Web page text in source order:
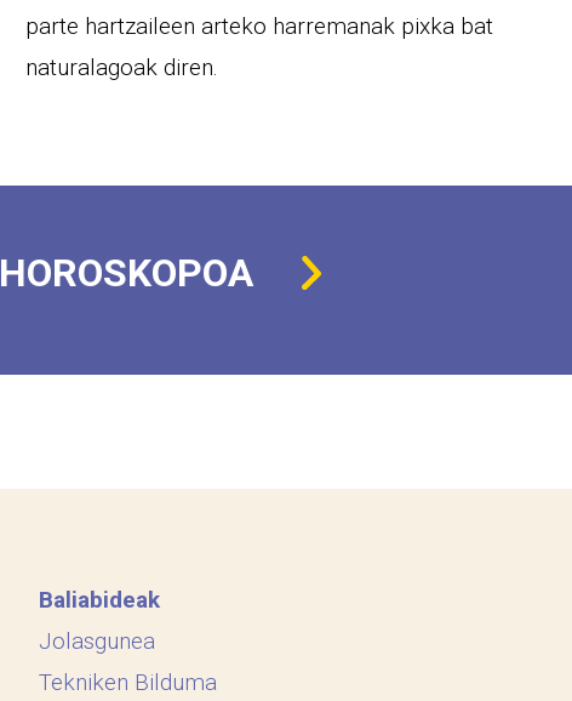
parte hartzaileen arteko harremanak pixka bat
naturalagoak diren.
HOROSKOPOA
Baliabideak
Jolasgunea
Tekniken Bilduma